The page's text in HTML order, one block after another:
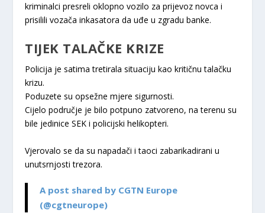
kriminalci presreli oklopno vozilo za prijevoz novca i
prisilili vozača inkasatora da uđe u zgradu banke.
TIJEK TALAČKE KRIZE
Policija je satima tretirala situaciju kao kritičnu talačku
krizu.
Poduzete su opsežne mjere sigurnosti.
Cijelo područje je bilo potpuno zatvoreno, na terenu su
bile jedinice SEK i policijski helikopteri.
Vjerovalo se da su napadači i taoci zabarikadirani u
unutsrnjosti trezora.
A post shared by CGTN Europe
(@cgtneurope)